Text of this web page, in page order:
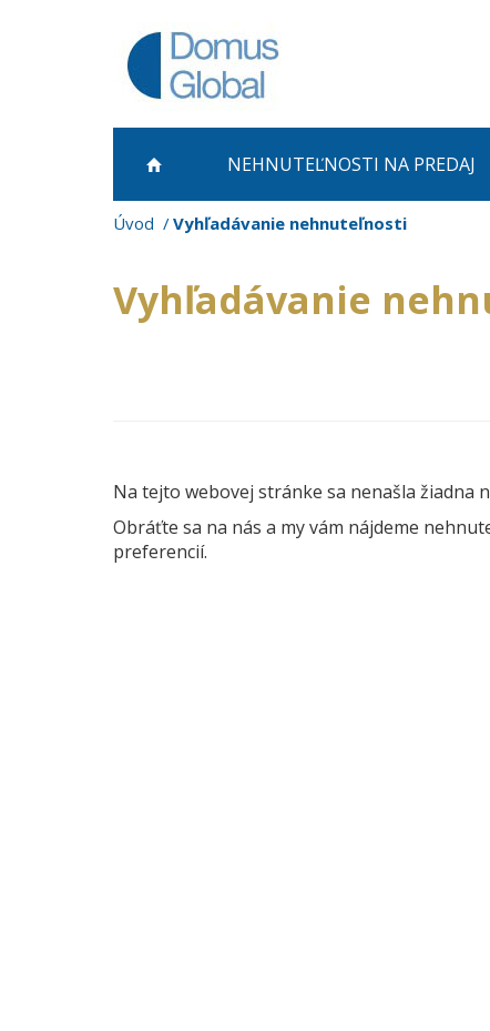
NEHNUTEĽNOSTI NA PREDAJ
Úvod Vyhľadávanie nehnuteľnosti
Vyhľadávanie
Na tejto webovej stránke sa nenašla žiadna
Obráťte sa na nás a my vám nájdeme
preferencií.